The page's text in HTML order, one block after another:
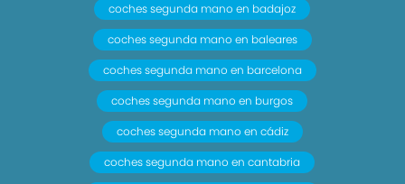
coches segunda mano en badajoz
coches segunda mano en baleares
coches segunda mano en barcelona
coches segunda mano en burgos
coches segunda mano en cádiz
coches segunda mano en cantabria